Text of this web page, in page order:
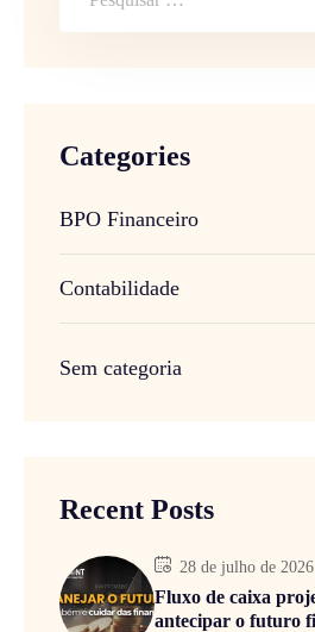
Categories
BPO Financeiro
Contabilidade
Sem categoria
Recent Posts
28 de julho de 2026
Fluxo de caixa
antecipar o futuro